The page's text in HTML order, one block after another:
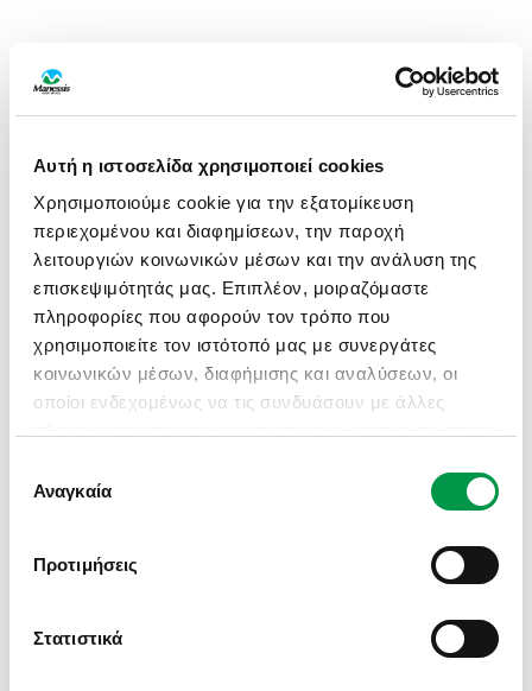
Αυτή η ιστοσελίδα χρησιμοποιεί cookies
Χρησιμοποιούμε cookie για την εξατομίκευση
περιεχομένου και διαφημίσεων, την παροχή
λειτουργιών κοινωνικών μέσων και την ανάλυση της
επισκεψιμότητάς μας. Επιπλέον, μοιραζόμαστε
πληροφορίες που αφορούν τον τρόπο που
χρησιμοποιείτε τον ιστότοπό μας με συνεργάτες
κοινωνικών μέσων, διαφήμισης και αναλύσεων, οι
οποίοι ενδεχομένως να τις συνδυάσουν με άλλες
χρήση των υπηρεσιών τους.
συγκατάθεσης
Αναγκαία
Προτιμήσεις
Στατιστικά
APPLICATION ERROR: A CLIENT-SIDE EXCEPTION HAS